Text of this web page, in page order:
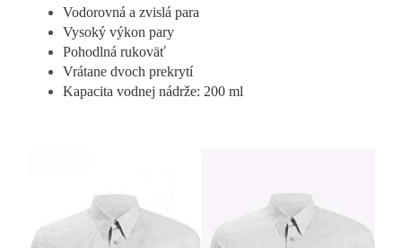
Vodorovná a zvislá para
Vysoký výkon pary
Pohodlná rukoväť
Vrátane dvoch prekrytí
Kapacita vodnej nádrže: 200 ml